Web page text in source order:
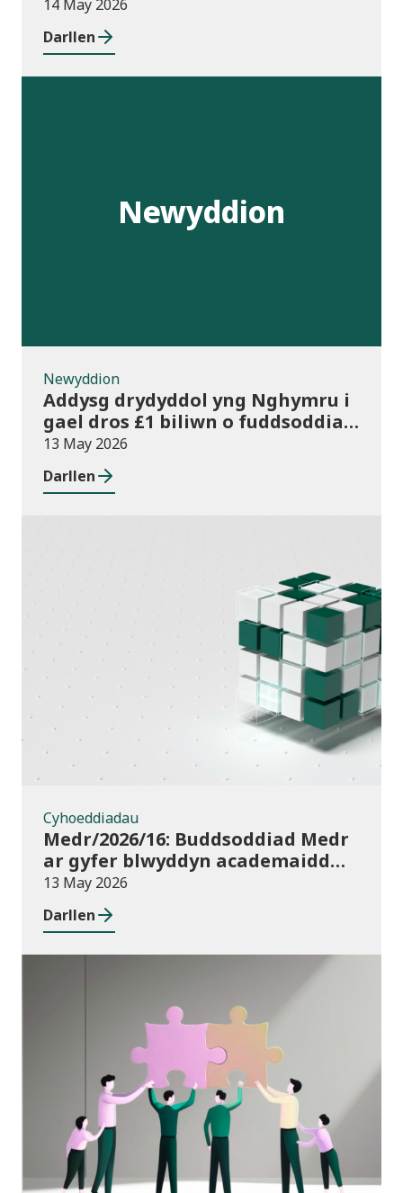
14 May 2026
Darllen
Newyddion
Newyddion
Addysg drydyddol yng Nghymru i
gael dros £1 biliwn o fuddsoddiad
am y tro cyntaf
13 May 2026
Darllen
Cyhoeddiadau
Cyhoeddiadau
Medr/2026/16: Buddsoddiad Medr
ar gyfer blwyddyn academaidd
2026/27
13 May 2026
Darllen
Newyddion